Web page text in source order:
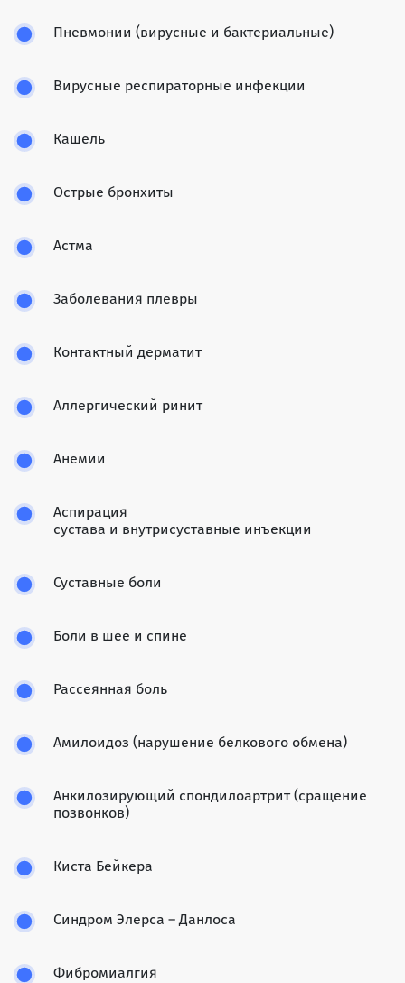
Пневмонии (вирусные и бактериальные)
Вирусные респираторные инфекции
Кашель
Острые бронхиты
Астма
Заболевания плевры
Контактный дерматит
Аллергический ринит
Анемии
Аспирация
сустава и внутрисуставные инъекции
Суставные боли
Боли в шее и спине
Рассеянная боль
Амилоидоз (нарушение белкового обмена)
Анкилозирующий спондилоартрит (сращение
позвонков)
Киста Бейкера
Синдром Элерса – Данлоса
Фибромиалгия